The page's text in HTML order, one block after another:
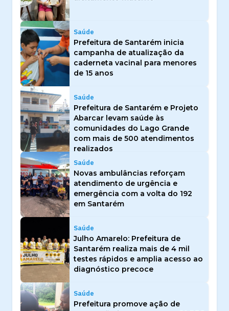
Saúde
Prefeitura de Santarém inicia
campanha de atualização da
caderneta vacinal para menores
de 15 anos
Saúde
Prefeitura de Santarém e Projeto
Abarcar levam saúde às
comunidades do Lago Grande
com mais de 500 atendimentos
realizados
Saúde
Novas ambulâncias reforçam
atendimento de urgência e
emergência com a volta do 192
em Santarém
Saúde
Julho Amarelo: Prefeitura de
Santarém realiza mais de 4 mil
testes rápidos e amplia acesso ao
diagnóstico precoce
Saúde
Prefeitura promove ação de